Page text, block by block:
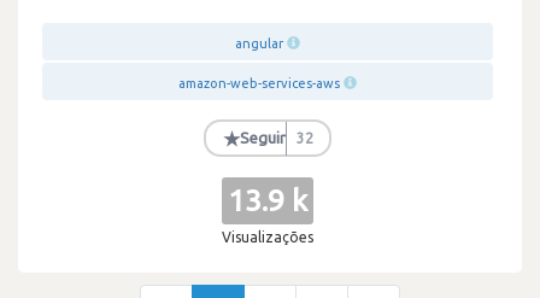
angular
amazon-web-services-aws
★Seguir 32
13.9 k
Visualizações